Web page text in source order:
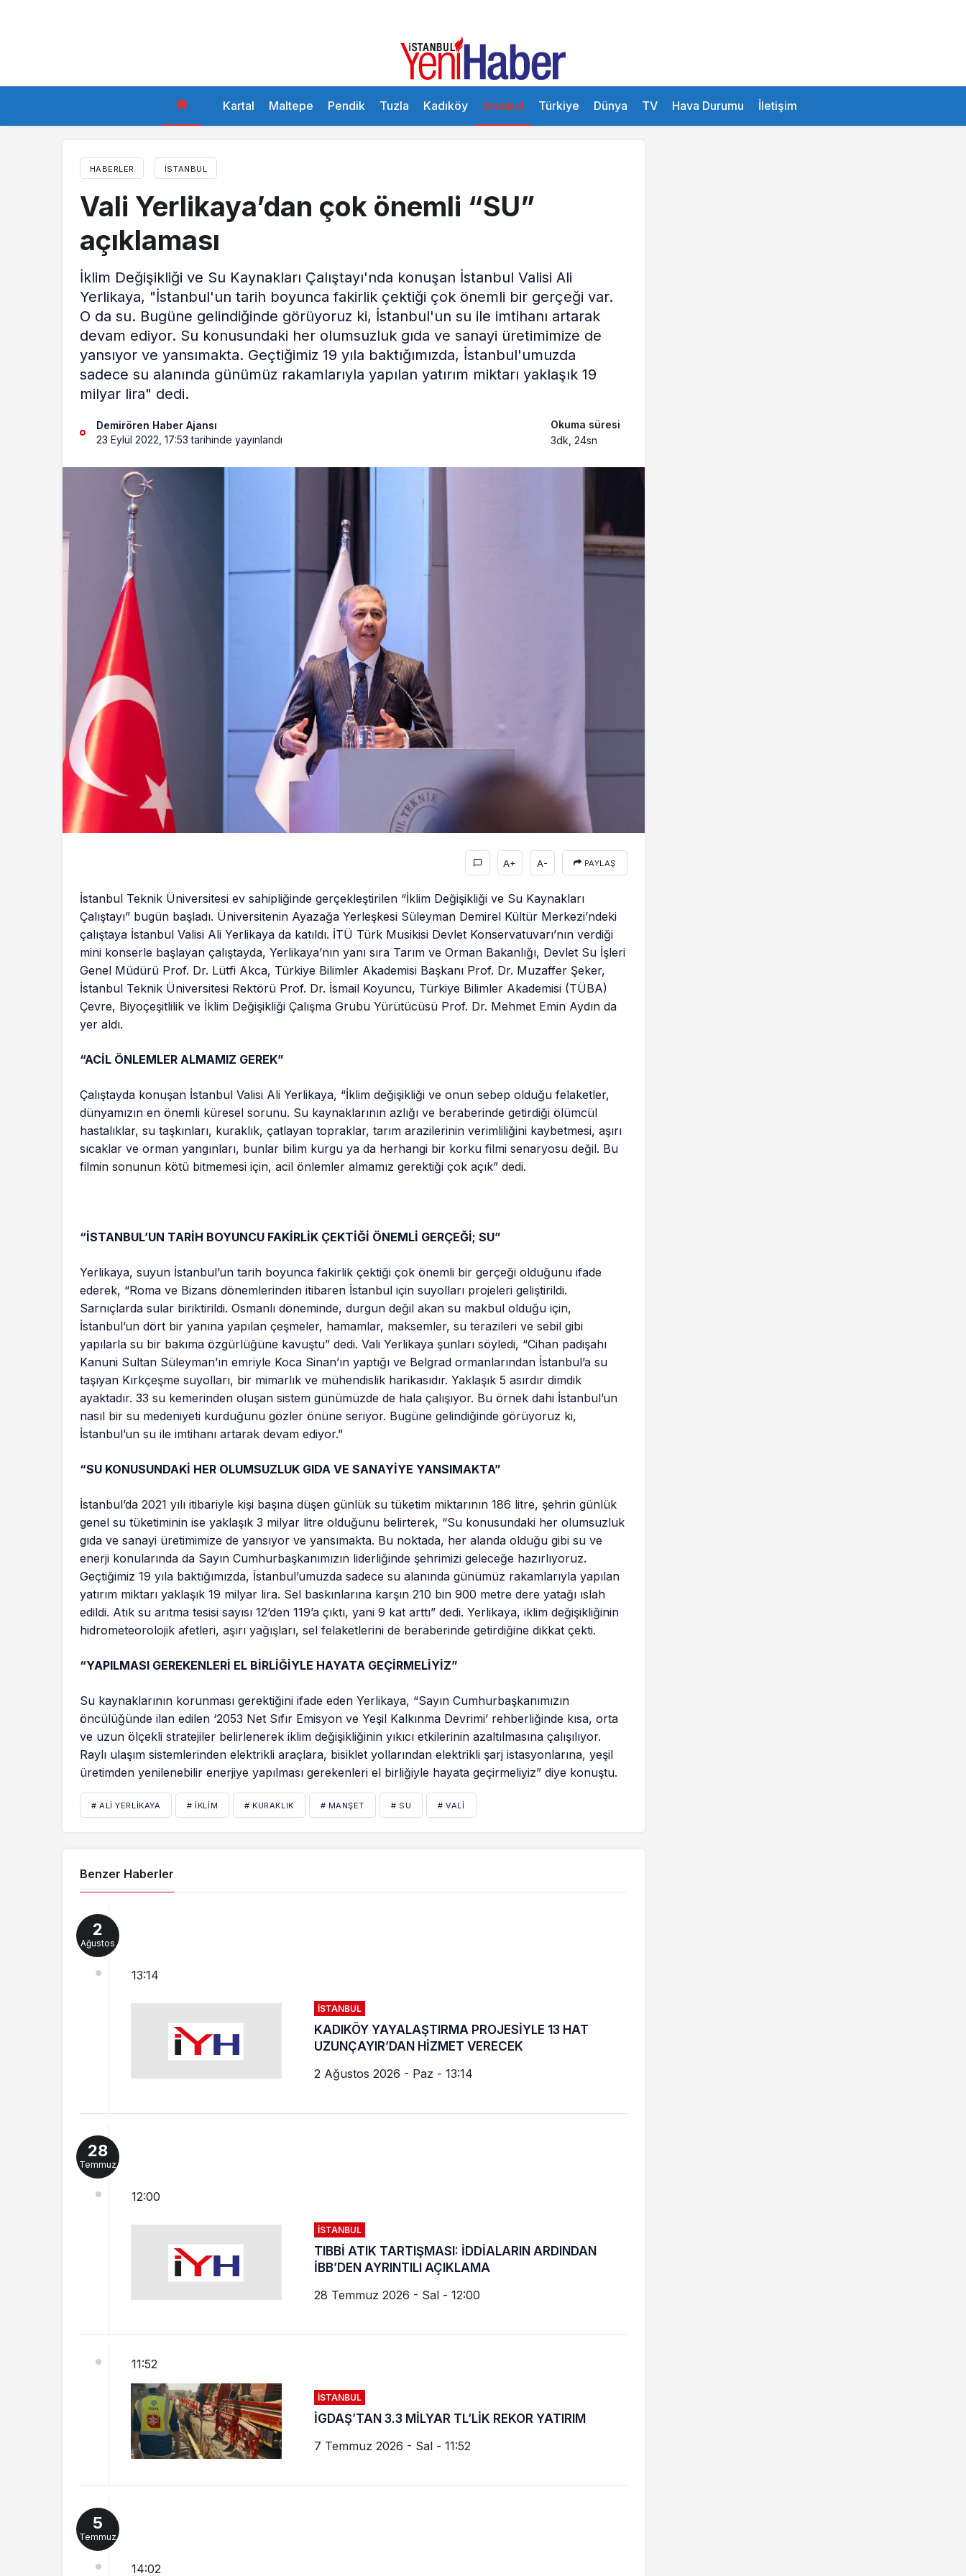
Kartal Maltepe Pendik Tuzla Kadıköy İstanbul Türkiye Dünya TV Hava Durumu İletişim
HABERLER İSTANBUL
Vali Yerlikaya’dan çok önemli “SU”
açıklaması
İklim Değişikliği ve Su Kaynakları Çalıştayı'nda konuşan İstanbul Valisi Ali
Yerlikaya, "İstanbul'un tarih boyunca fakirlik çektiği çok önemli bir gerçeği var.
O da su. Bugüne gelindiğinde görüyoruz ki, İstanbul'un su ile imtihanı artarak
devam ediyor. Su konusundaki her olumsuzluk gıda ve sanayi üretimimize de
yansıyor ve yansımakta. Geçtiğimiz 19 yıla baktığımızda, İstanbul'umuzda
sadece su alanında günümüz rakamlarıyla yapılan yatırım miktarı yaklaşık 19
milyar lira" dedi.
Demirören Haber Ajansı
23 Eylül 2022, 17:53 tarihinde yayınlandı
Okuma süresi
3dk, 24sn
A+ A- PAYLAŞ
İstanbul Teknik Üniversitesi ev sahipliğinde gerçekleştirilen “İklim Değişikliği ve Su Kaynakları
Çalıştayı” bugün başladı. Üniversitenin Ayazağa Yerleşkesi Süleyman Demirel Kültür Merkezi’ndeki
çalıştaya İstanbul Valisi Ali Yerlikaya da katıldı. İTÜ Türk Musikisi Devlet Konservatuvarı’nın verdiği
mini konserle başlayan çalıştayda, Yerlikaya’nın yanı sıra Tarım ve Orman Bakanlığı, Devlet Su İşleri
Genel Müdürü Prof. Dr. Lütfi Akca, Türkiye Bilimler Akademisi Başkanı Prof. Dr. Muzaffer Şeker,
İstanbul Teknik Üniversitesi Rektörü Prof. Dr. İsmail Koyuncu, Türkiye Bilimler Akademisi (TÜBA)
Çevre, Biyoçeşitlilik ve İklim Değişikliği Çalışma Grubu Yürütücüsü Prof. Dr. Mehmet Emin Aydın da
yer aldı.
“ACİL ÖNLEMLER ALMAMIZ GEREK”
Çalıştayda konuşan İstanbul Valisi Ali Yerlikaya, “İklim değişikliği ve onun sebep olduğu felaketler,
dünyamızın en önemli küresel sorunu. Su kaynaklarının azlığı ve beraberinde getirdiği ölümcül
hastalıklar, su taşkınları, kuraklık, çatlayan topraklar, tarım arazilerinin verimliliğini kaybetmesi, aşırı
sıcaklar ve orman yangınları, bunlar bilim kurgu ya da herhangi bir korku filmi senaryosu değil. Bu
filmin sonunun kötü bitmemesi için, acil önlemler almamız gerektiği çok açık” dedi.
“İSTANBUL’UN TARİH BOYUNCU FAKİRLİK ÇEKTİĞİ ÖNEMLİ GERÇEĞİ; SU”
Yerlikaya, suyun İstanbul’un tarih boyunca fakirlik çektiği çok önemli bir gerçeği olduğunu ifade
ederek, “Roma ve Bizans dönemlerinden itibaren İstanbul için suyolları projeleri geliştirildi.
Sarnıçlarda sular biriktirildi. Osmanlı döneminde, durgun değil akan su makbul olduğu için,
İstanbul’un dört bir yanına yapılan çeşmeler, hamamlar, maksemler, su terazileri ve sebil gibi
yapılarla su bir bakıma özgürlüğüne kavuştu” dedi. Vali Yerlikaya şunları söyledi, “Cihan padişahı
Kanuni Sultan Süleyman’ın emriyle Koca Sinan’ın yaptığı ve Belgrad ormanlarından İstanbul’a su
taşıyan Kırkçeşme suyolları, bir mimarlık ve mühendislik harikasıdır. Yaklaşık 5 asırdır dimdik
ayaktadır. 33 su kemerinden oluşan sistem günümüzde de hala çalışıyor. Bu örnek dahi İstanbul’un
nasıl bir su medeniyeti kurduğunu gözler önüne seriyor. Bugüne gelindiğinde görüyoruz ki,
İstanbul’un su ile imtihanı artarak devam ediyor.”
“SU KONUSUNDAKİ HER OLUMSUZLUK GIDA VE SANAYİYE YANSIMAKTA”
İstanbul’da 2021 yılı itibariyle kişi başına düşen günlük su tüketim miktarının 186 litre, şehrin günlük
genel su tüketiminin ise yaklaşık 3 milyar litre olduğunu belirterek, “Su konusundaki her olumsuzluk
gıda ve sanayi üretimimize de yansıyor ve yansımakta. Bu noktada, her alanda olduğu gibi su ve
enerji konularında da Sayın Cumhurbaşkanımızın liderliğinde şehrimizi geleceğe hazırlıyoruz.
Geçtiğimiz 19 yıla baktığımızda, İstanbul’umuzda sadece su alanında günümüz rakamlarıyla yapılan
yatırım miktarı yaklaşık 19 milyar lira. Sel baskınlarına karşın 210 bin 900 metre dere yatağı ıslah
edildi. Atık su arıtma tesisi sayısı 12’den 119’a çıktı, yani 9 kat arttı” dedi. Yerlikaya, iklim değişikliğinin
hidrometeorolojik afetleri, aşırı yağışları, sel felaketlerini de beraberinde getirdiğine dikkat çekti.
“YAPILMASI GEREKENLERİ EL BİRLİĞİYLE HAYATA GEÇİRMELİYİZ”
Su kaynaklarının korunması gerektiğini ifade eden Yerlikaya, “Sayın Cumhurbaşkanımızın
öncülüğünde ilan edilen ‘2053 Net Sıfır Emisyon ve Yeşil Kalkınma Devrimi’ rehberliğinde kısa, orta
ve uzun ölçekli stratejiler belirlenerek iklim değişikliğinin yıkıcı etkilerinin azaltılmasına çalışılıyor.
Raylı ulaşım sistemlerinden elektrikli araçlara, bisiklet yollarından elektrikli şarj istasyonlarına, yeşil
üretimden yenilenebilir enerjiye yapılması gerekenleri el birliğiyle hayata geçirmeliyiz” diye konuştu.
# ALI YERLIKAYA # İKLIM # KURAKLIK # MANŞET # SU # VALI
Benzer Haberler
2
Ağustos
13:14
İSTANBUL
KADIKÖY YAYALAŞTIRMA PROJESİYLE 13 HAT
UZUNÇAYIR’DAN HİZMET VERECEK
2 Ağustos 2026 - Paz - 13:14
28
Temmuz
12:00
İSTANBUL
TIBBİ ATIK TARTIŞMASI: İDDİALARIN ARDINDAN
İBB’DEN AYRINTILI AÇIKLAMA
28 Temmuz 2026 - Sal - 12:00
11:52
İSTANBUL
İGDAŞ’TAN 3.3 MİLYAR TL’LİK REKOR YATIRIM
7 Temmuz 2026 - Sal - 11:52
5
Temmuz
14:02